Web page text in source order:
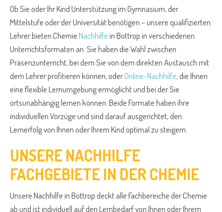
Ob Sie oder Ihr Kind Unterstützung im Gymnasium, der
Mittelstufe oder der Universität benötigen – unsere qualifizierten
Lehrer bieten ChemieNachhilfein Bottrop in verschiedenen
Unterrichtsformaten an. Sie haben die Wahl zwischen
Präsenzunterricht, bei dem Sie von dem direkten Austausch mit
dem Lehrer profitieren können, oderOnline-Nachhilfe, die Ihnen
eine flexible Lernumgebung ermöglicht und bei der Sie
ortsunabhängig lernen können. Beide Formate haben ihre
individuellen Vorzüge und sind darauf ausgerichtet, den
Lernerfolg von Ihnen oder Ihrem Kind optimal zu steigern.
UNSERE NACHHILFE
FACHGEBIETE IN DER CHEMIE
Unsere Nachhilfe in Bottrop deckt alle Fachbereiche der Chemie
ab und ist individuell auf den Lernbedarf von Ihnen oder Ihrem